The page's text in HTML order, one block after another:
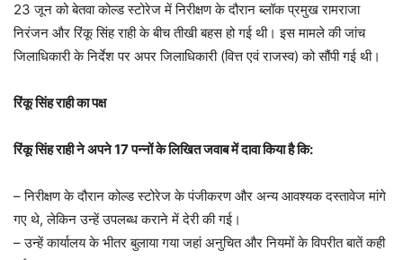
23 जून को बेतवा कोल्ड स्टोरेज में निरीक्षण के दौरान ब्लॉक प्रमुख रामराजा
निरंजन और रिंकू सिंह राही के बीच तीखी बहस हो गई थी। इस मामले की जांच
जिलाधिकारी के निर्देश पर अपर जिलाधिकारी (वित्त एवं राजस्व) को सौंपी गई थी।
रिंकू सिंह राही का पक्ष
रिंकू सिंह राही ने अपने 17 पन्नों के लिखित जवाब में दावा किया है कि:
– निरीक्षण के दौरान कोल्ड स्टोरेज के पंजीकरण और अन्य आवश्यक दस्तावेज मांगे
गए थे, लेकिन उन्हें उपलब्ध कराने में देरी की गई।
– उन्हें कार्यालय के भीतर बुलाया गया जहां अनुचित और नियमों के विपरीत बातें कही